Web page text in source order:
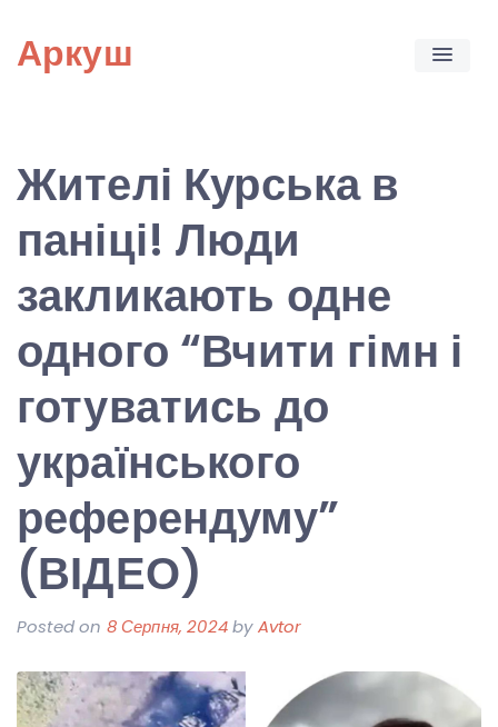
content
Аркуш
Жителі Курська в
паніці! Люди
закликають одне
одного “Вчити гімн і
готуватись до
українського
референдуму”
(ВІДЕО)
Posted on 8 Серпня, 2024byAvtor